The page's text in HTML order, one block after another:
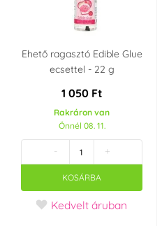
Ehető ragasztó Edible Glue
ecsettel - 22 g
1 050 Ft
Rakráron van
Önnél 08. 11.
- +
KOSÁRBA
Kedvelt áruban